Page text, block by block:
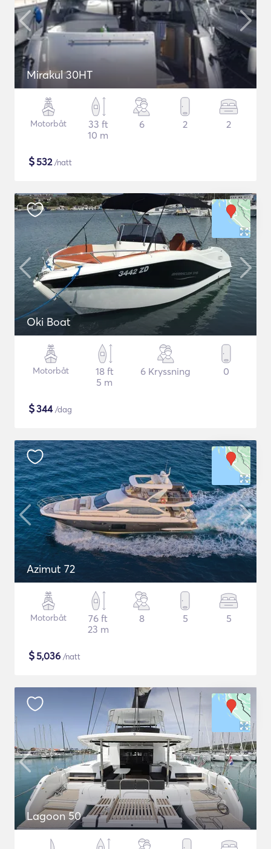
Mirakul 30HT
Motorbåt
33 ft
10 m
6 2 2
$532/natt
Oki Boat
Motorbåt
18 ft
5 m
6 Kryssning 0
$344/dag
Azimut 72
Motorbåt
76 ft
23 m
8 5 5
$5,036 /natt
Lagoon 50